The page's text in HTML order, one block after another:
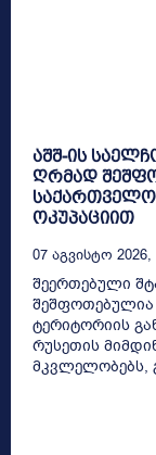
აშშ-ის
ღრმად
ოკუპაციით
07 Აგვისტო 2026,
შეერთებული
ტერიტორიის
რუსეთის
მკვლელობებს,